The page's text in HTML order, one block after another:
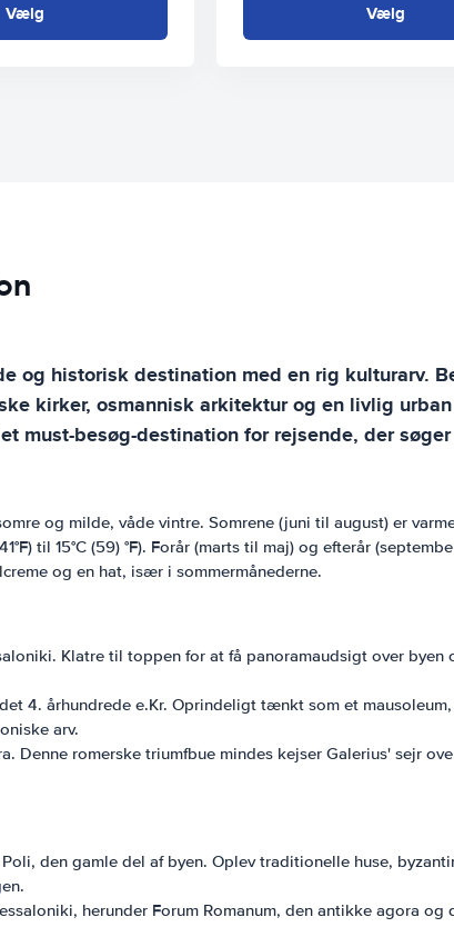
Vælg Vælg
og historisk destination med en rig kulturarv.
kirker, osmannisk arkitektur og en livlig
must-besøg-destination for rejsende, der
og milde, våde vintre. Somrene (juni til august) er
til 15°C (59) °F). Forår (marts til maj) og efterår
og en hat, især i sommermånederne.
Klatre til toppen for at få panoramaudsigt over
4. århundrede e.Kr. Oprindeligt tænkt som et
arv.
Denne romerske triumfbue mindes kejser Galerius' sejr
den gamle del af byen. Oplev traditionelle huse,
herunder Forum Romanum, den antikke agora